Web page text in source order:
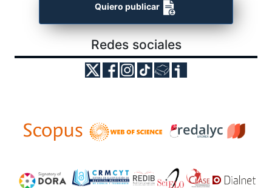
Quiero publicar
Redes sociales